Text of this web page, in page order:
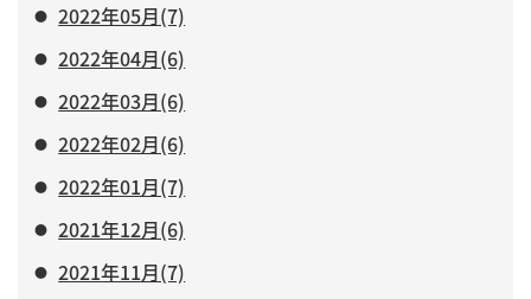
2022年05月(7)
2022年04月(6)
2022年03月(6)
2022年02月(6)
2022年01月(7)
2021年12月(6)
2021年11月(7)